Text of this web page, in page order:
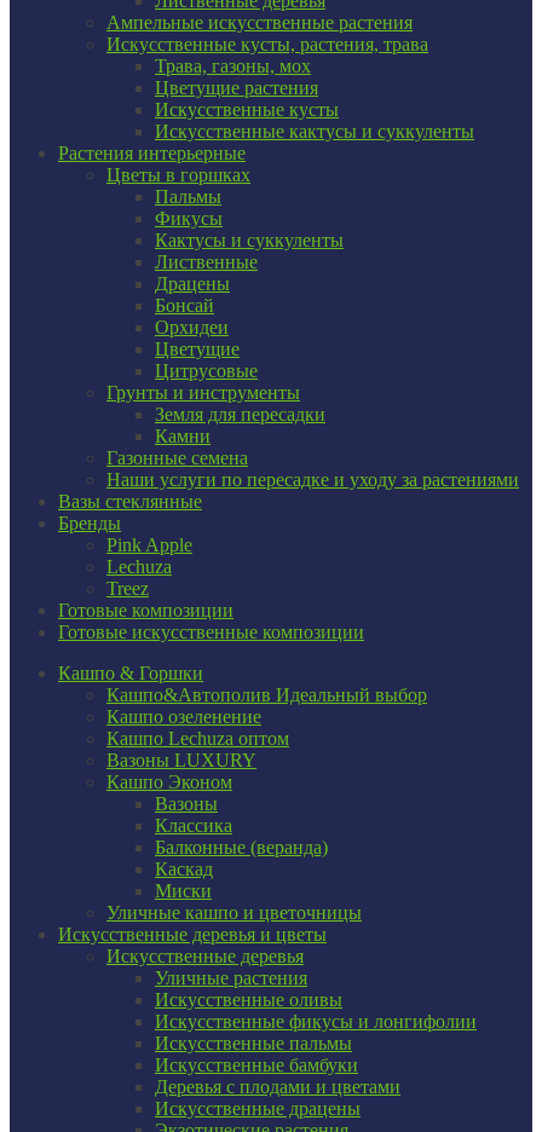
Ампельные искусственные растения
Искусственные кусты, растения, трава
Трава, газоны, мох
Цветущие растения
Искусственные кусты
Искусственные кактусы и суккуленты
Растения интерьерные
Цветы в горшках
Пальмы
Фикусы
Кактусы и суккуленты
Лиственные
Драцены
Бонсай
Орхидеи
Цветущие
Цитрусовые
Грунты и инструменты
Земля для пересадки
Камни
Газонные семена
Наши услуги по пересадке и уходу за растениями
Вазы стеклянные
Бренды
Pink Apple
Lechuza
Treez
Готовые композиции
Готовые искусственные композиции
Кашпо & Горшки
Кашпо&Автополив Идеальный выбор
Кашпо озеленение
Кашпо Lechuza оптом
Вазоны LUXURY
Кашпо Эконом
Вазоны
Классика
Балконные (веранда)
Каскад
Миски
Уличные кашпо и цветочницы
Искусственные деревья и цветы
Искусственные деревья
Уличные растения
Искусственные оливы
Искусственные фикусы и лонгифолии
Искусственные пальмы
Искусственные бамбуки
Деревья с плодами и цветами
Искусственные драцены